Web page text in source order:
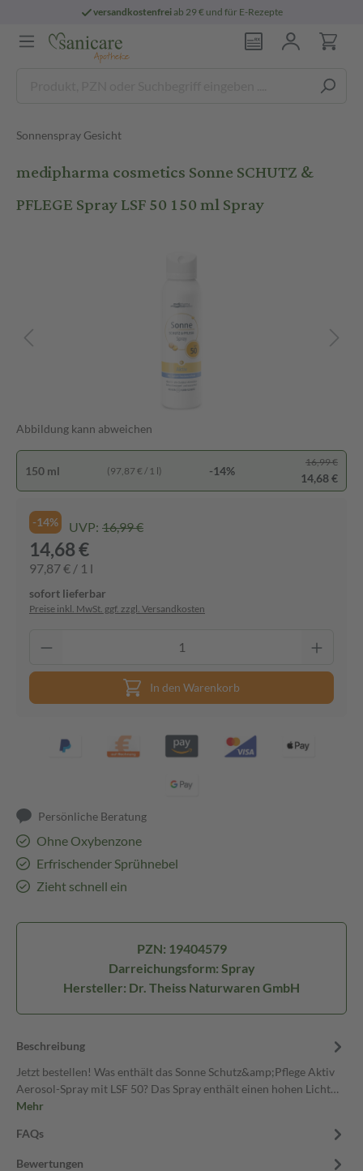
versandkostenfreiab 29 € und für E-Rezepte
Sonnenspray Gesicht
medipharma cosmetics Sonne SCHUTZ &
PFLEGE Spray LSF 50 150 ml Spray
Abbildung kann abweichen
150 ml (97,87 € / 1 l) -14%
16,99 €
14,68 €
-14% UVP: 16,99 €
14,68 €
97,87 € / 1 l
sofort lieferbar
Preise inkl. MwSt. ggf. zzgl. Versandkosten
In den Warenkorb
Persönliche Beratung
Ohne Oxybenzone
Erfrischender Sprühnebel
Zieht schnell ein
PZN: 19404579
Darreichungsform: Spray
Hersteller: Dr. Theiss Naturwaren GmbH
Beschreibung
Jetzt bestellen! Was enthält das Sonne Schutz&amp;Pflege Aktiv
Aerosol-Spray mit LSF 50? Das Spray enthält einen hohen Licht…
Mehr
FAQs
Bewertungen